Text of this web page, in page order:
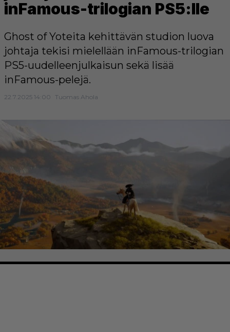
inFamous-trilogian PS5:lle
Ghost of Yoteita kehittävän studion luova
johtaja tekisi mielellään inFamous-trilogian
PS5-uudelleenjulkaisun sekä lisää
inFamous-pelejä.
22.7.2025 14:00 Tuomas Ahola